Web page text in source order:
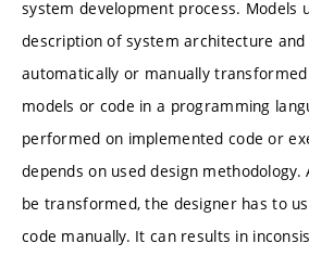
system development process. Models
description of system architecture
automatically or manually
models or code in a programming
performed on implemented code or
depends on used design methodology.
be transformed, the designer has to
code manually. It can results in